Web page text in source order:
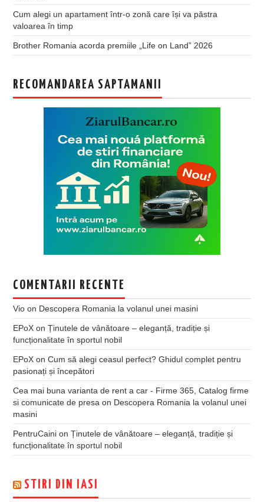
Cum alegi un apartament într-o zonă care își va păstra
valoarea în timp
Brother Romania acorda premiile „Life on Land” 2026
RECOMANDAREA SAPTAMANII
COMENTARII RECENTE
Vio on Descopera Romania la volanul unei masini
EPoX onȚinutele de vânătoare – eleganță, tradiție și
funcționalitate în sportul nobil
EPoX onCum să alegi ceasul perfect? Ghidul complet pentru
pasionați și începători
Cea mai buna varianta de rent a car - Firme 365, Catalog firme
si comunicate de presa on Descopera Romania la volanul unei
masini
PentruCaini onȚinutele de vânătoare – eleganță, tradiție și
funcționalitate în sportul nobil
STIRI DIN IASI